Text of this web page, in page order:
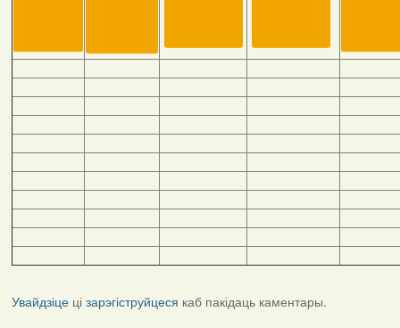
Увайдзіцеці зарэгіструйцеся каб пакідаць каментары.